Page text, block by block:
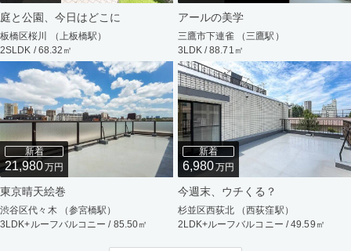
庭と公園、今日はどこに
板橋区桜川 （上板橋駅）
2SLDK / 68.32㎡
アールの美学
三鷹市下連雀 （三鷹駅）
3LDK / 88.71㎡
新着
21,980万円
東京晴天絵巻
渋谷区代々木 （参宮橋駅）
3LDK+ルーフバルコニー / 85.50㎡
新着
6,980万円
今週末、ウチくる？
杉並区西荻北 （西荻窪駅）
2LDK+ルーフバルコニー / 49.59㎡